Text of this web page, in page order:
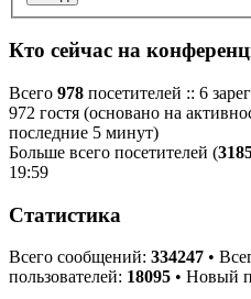
Кто сейчас на
Всего 978 посетителей :: 6
972 гостя (основано на
последние 5 минут)
Больше всего посетителей (
19:59
Статистика
Всего сообщений: 334247 •
пользователей: 18095 • Новый